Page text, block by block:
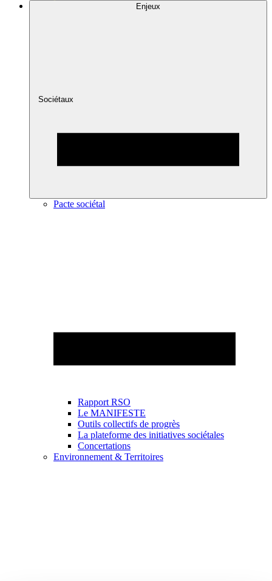
Enjeux
Sociétaux
Pacte sociétal
Rapport RSO
Le MANIFESTE
Outils collectifs de progrès
La plateforme des initiatives sociétales
Concertations
Environnement & Territoires